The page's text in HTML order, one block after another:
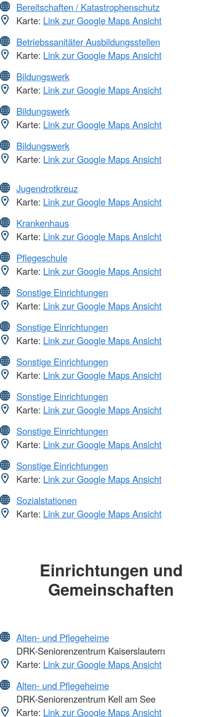
Bereitschaften / Katastrophenschutz
Karte: Link zur Google Maps Ansicht
Betriebssanitäter Ausbildungsstellen
Karte: Link zur Google Maps Ansicht
Bildungswerk
Karte: Link zur Google Maps Ansicht
Bildungswerk
Karte: Link zur Google Maps Ansicht
Bildungswerk
Karte: Link zur Google Maps Ansicht
Jugendrotkreuz
Karte: Link zur Google Maps Ansicht
Krankenhaus
Karte: Link zur Google Maps Ansicht
Pflegeschule
Karte: Link zur Google Maps Ansicht
Sonstige Einrichtungen
Karte: Link zur Google Maps Ansicht
Sonstige Einrichtungen
Karte: Link zur Google Maps Ansicht
Sonstige Einrichtungen
Karte: Link zur Google Maps Ansicht
Sonstige Einrichtungen
Karte: Link zur Google Maps Ansicht
Sonstige Einrichtungen
Karte: Link zur Google Maps Ansicht
Sonstige Einrichtungen
Karte: Link zur Google Maps Ansicht
Sozialstationen
Karte: Link zur Google Maps Ansicht
Einrichtungen und
Gemeinschaften
Alten- und Pflegeheime
DRK-Seniorenzentrum Kaiserslautern
Karte: Link zur Google Maps Ansicht
Alten- und Pflegeheime
DRK-Seniorenzentrum Kell am See
Karte: Link zur Google Maps Ansicht